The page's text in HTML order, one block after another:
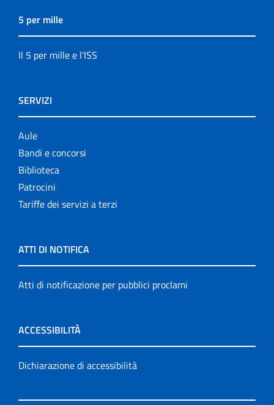
5 per mille
Il 5 per mille e l'ISS
SERVIZI
Aule
Bandi e concorsi
Biblioteca
Patrocini
Tariffe dei servizi a terzi
ATTI DI NOTIFICA
Atti di notificazione per pubblici proclami
ACCESSIBILITÀ
Dichiarazione di accessibilità